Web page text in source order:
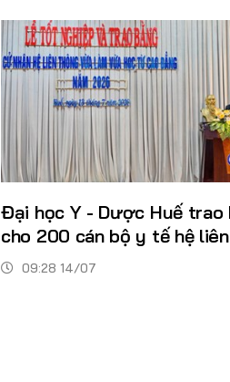
Đại học Y - Dược Huế trao
cho 200 cán bộ y tế hệ
09:28 14/07